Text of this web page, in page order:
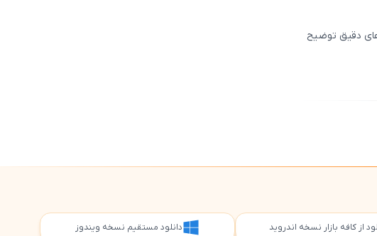
دقیق توضیح
از کافه بازار نسخه اندروید دانلود مستقیم نسخه ویندوز